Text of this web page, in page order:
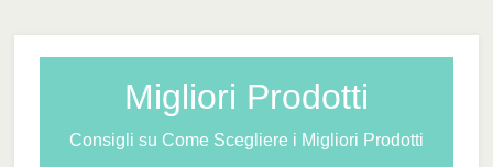
Migliori Prodotti
Consigli su Come Scegliere i Migliori Prodotti